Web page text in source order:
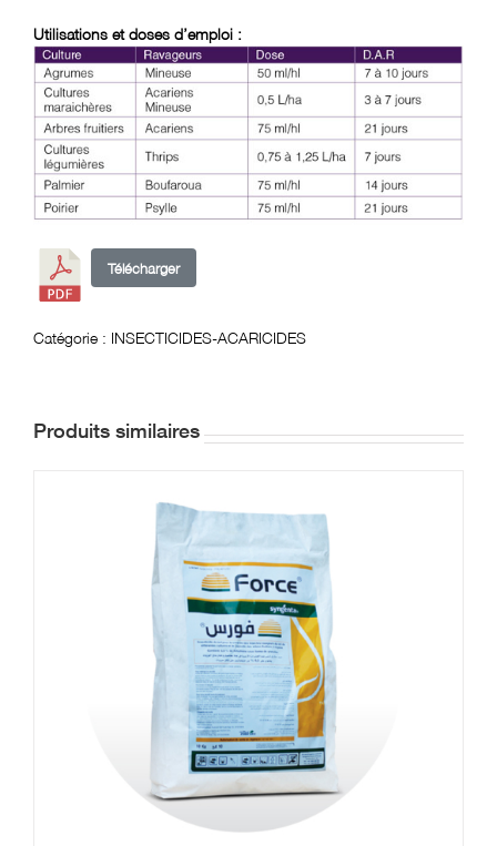
Utilisations et doses d’emploi :
Télécharger
Catégorie : INSECTICIDES-ACARICIDES
Produits similaires